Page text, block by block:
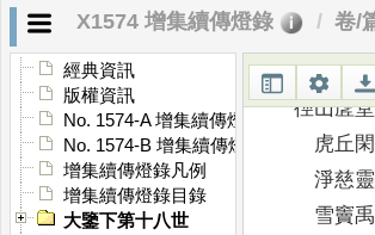
X1574 增集續傳燈錄 卷/
經典資訊
版權資訊
No. 1574-A 增集續傳燈錄序
No. 1574-B 增集續傳燈錄序
增集續傳燈錄凡例
增集續傳燈錄目錄
大鑒下第十八世
虎丘雲
蓮峰玉
徑山虗堂
虎丘閑
淨慈靈
雪竇禹